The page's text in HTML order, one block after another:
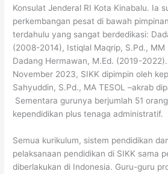
Konsulat Jenderal RI Kota Kinabalu. Ia
perkembangan pesat di bawah
terdahulu yang sangat berdedikasi:
(2008-2014), Istiqlal Maqrip, S.Pd., MM
Dadang Hermawan, M.Ed. (2019-
November 2023, SIKK dipimpin oleh
Sahyuddin, S.Pd., MA TESOL –akrab
Sementara gurunya berjumlah 51
kependidikan plus tenaga administratif.
Semua kurikulum, sistem pendidikan
pelaksanaan pendidikan di SIKK sama
diberlakukan di Indonesia. Guru-guru